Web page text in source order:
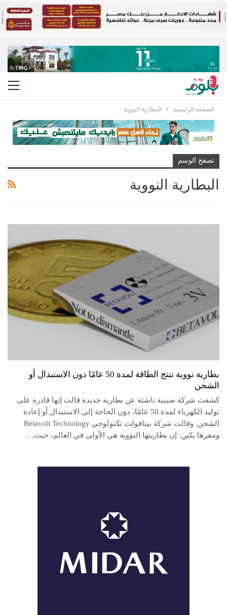
الصفحة الرئيسية البطارية النووية
تصفح الوسم
البطارية النووية
بطارية نووية تنتج الطاقة لمدة 50 عامًا دون الاستبدال أو
الشحن
كشفت شركة صينية ناشئة عن بطارية جديدة قالت إنها قادرة على
توليد الكهرباء لمدة 50 عامًا، دون الحاجة إلى الاستبدال أو إعادة
الشحن. وقالت شركة بيتافولت تكنولوجي Betavolt Technology
ومقرها بكين: إن بطاريتها النووية هي الأولى في العالم، حيث…